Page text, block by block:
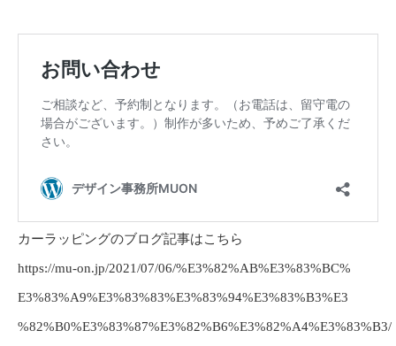
カーラッピングのブログ記事はこちら
https://mu-on.jp/2021/07/06/%E3%82%AB%E3%83%BC%
E3%83%A9%E3%83%83%E3%83%94%E3%83%B3%E3
%82%B0%E3%83%87%E3%82%B6%E3%82%A4%E3%83%B3/